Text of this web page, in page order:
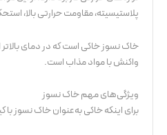
پلاستیسیته، مقاومت حرارتی بالا،
واکنش با مواد مذاب است.
ویژگی‌های مهم خاک نسوز
برای اینکه خاکی به‌عنوان خاک نسوز